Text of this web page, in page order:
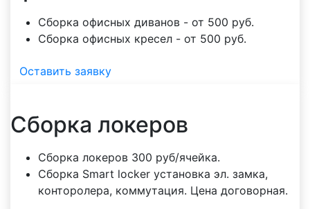
Сборка офисных диванов - от 500 руб.
Сборка офисных кресел - от 500 руб.
Оставить заявку
Сборка локеров
Сборка локеров 300 руб/ячейка.
Сборка Smart locker установка эл. замка,
конторолера, коммутация. Цена договорная.